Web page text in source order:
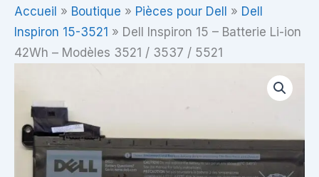
Accueil » Boutique » Pièces pour Dell » Dell
Inspiron 15-3521 » Dell Inspiron 15 – Batterie Li-ion
42Wh – Modèles 3521 / 3537 / 5521